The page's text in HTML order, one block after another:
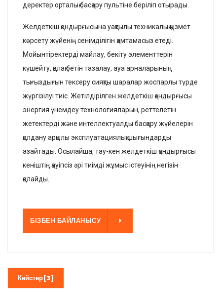
деректер орталық басқару пультіне беріліп отырады.
Желдеткіш қондырғысына уақтылы техникалық қызмет
көрсету жүйенің сенімділігін қамтамасыз етеді.
Мойынтіректерді майлау, бекіту элементтерін
күшейту, қалақ бетін тазалау, ауа арналарының
тығыздығын тексеру сияқты шаралар жоспарлы түрде
жүргізілуі тиіс. Жетілдірілген желдеткіш қондырғысы
энергия үнемдеу технологияларын, реттелетін
жетектерді және интеллектуалды басқару жүйелерін
қолдану арқылы эксплуатациялық шығындарды
азайтады. Осылайша, тау-кен желдеткіш қондырғысы
кеніштің қауіпсіз әрі тиімді жұмыс істеуінің негізін
қалайды.
БІЗБЕН БАЙЛАНЫСУ
Кейстер[3]